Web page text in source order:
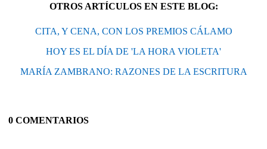
OTROS ARTÍCULOS EN ESTE BLOG:
CITA, Y CENA, CON LOS PREMIOS CÁLAMO
HOY ES EL DÍA DE 'LA HORA VIOLETA'
MARÍA ZAMBRANO: RAZONES DE LA ESCRITURA
0 COMENTARIOS